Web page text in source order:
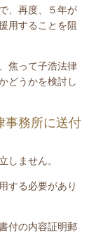
、再度、５年が
用することを阻
焦って子浩法律
どうかを検討し
事務所に送付
しません。
する必要があり
付の内容証明郵